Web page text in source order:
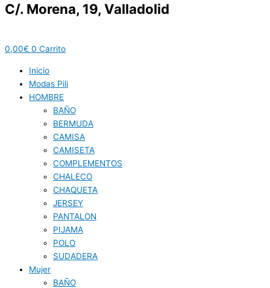
C/. Morena, 19, Valladolid
0,00€ 0 Carrito
Inicio
Modas Pili
HOMBRE
BAÑO
BERMUDA
CAMISA
CAMISETA
COMPLEMENTOS
CHALECO
CHAQUETA
JERSEY
PANTALON
PIJAMA
POLO
SUDADERA
Mujer
BAÑO